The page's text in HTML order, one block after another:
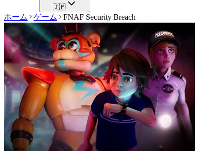
🇯🇵
ホーム ゲーム FNAF Security Breach